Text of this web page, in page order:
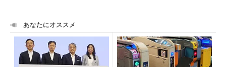
あなたにオススメ